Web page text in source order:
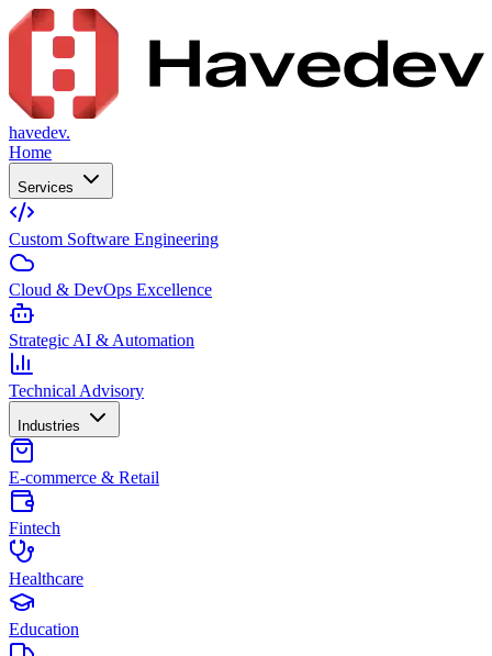
havedev.
Home
Services
Custom Software Engineering
Cloud & DevOps Excellence
Strategic AI & Automation
Technical Advisory
Industries
E-commerce & Retail
Fintech
Healthcare
Education